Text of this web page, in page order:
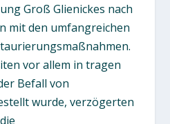
Groß Glienickes nach
mit den umfangreichen
vor allem in tragen
Befall von
wurde, verzögerten